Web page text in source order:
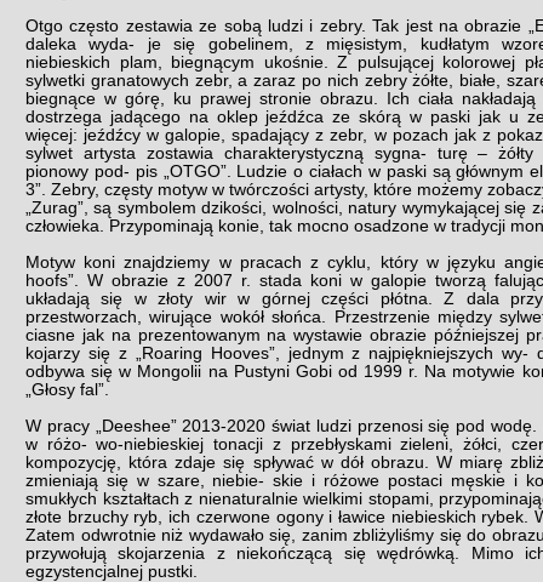
Otgo często zestawia ze sobą ludzi i zebry. Tak jest na obrazie
daleka wyda- je się gobelinem, z mięsistym, kudłatym
niebieskich plam, biegnącym ukośnie. Z pulsującej kolorowej
sylwetki granatowych zebr, a zaraz po nich zebry żółte, białe,
biegnące w górę, ku prawej stronie obrazu. Ich ciała
dostrzega jadącego na oklep jeźdźca ze skórą w paski jak u
więcej: jeźdźcy w galopie, spadający z zebr, w pozach jak z
sylwet artysta zostawia charakterystyczną sygna- turę –
pionowy pod- pis „OTGO”. Ludzie o ciałach w paski są głównym
3”. Zebry, częsty motyw w twórczości artysty, które możemy
„Zurag”, są symbolem dzikości, wolności, natury wymykającej się
człowieka. Przypominają konie, tak mocno osadzone w tradycji
Motyw koni znajdziemy w pracach z cyklu, który w języku
hoofs”. W obrazie z 2007 r. stada koni w galopie tworzą
układają się w złoty wir w górnej części płótna. Z dala
przestworzach, wirujące wokół słońca. Przestrzenie między
ciasne jak na prezentowanym na wystawie obrazie późniejszej
kojarzy się z „Roaring Hooves”, jednym z najpiękniejszych wy-
odbywa się w Mongolii na Pustyni Gobi od 1999 r. Na motywie
„Głosy fal”.
W pracy „Deeshee” 2013-2020 świat ludzi przenosi się pod
w różo- wo-niebieskiej tonacji z przebłyskami zieleni, żółci,
kompozycję, która zdaje się spływać w dół obrazu. W miarę
zmieniają się w szare, niebie- skie i różowe postaci męskie i
smukłych kształtach z nienaturalnie wielkimi stopami,
złote brzuchy ryb, ich czerwone ogony i ławice niebieskich rybek.
Zatem odwrotnie niż wydawało się, zanim zbliżyliśmy się do
przywołują skojarzenia z niekończącą się wędrówką. Mimo
egzystencjalnej pustki.